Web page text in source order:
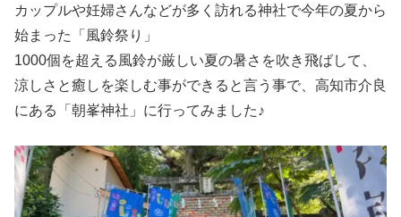
カップルや妊婦さんなどが多く訪れる神社で今年の夏から
始まった「風鈴祭り」
1000個を超える風鈴が厳しい夏の暑さを吹き飛ばして、
涼しさと癒しを楽しむ事ができると言う事で、高知市介良
にある「朝峯神社」に行ってみました♪